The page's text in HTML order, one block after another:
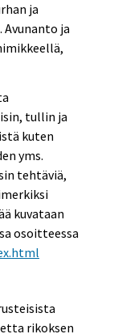
ja
ja
tullin ja
kuten
yms.
tehtäviä,
kuvataan
osoitteessa
rikoksen